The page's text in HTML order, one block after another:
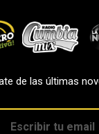
de las últimas